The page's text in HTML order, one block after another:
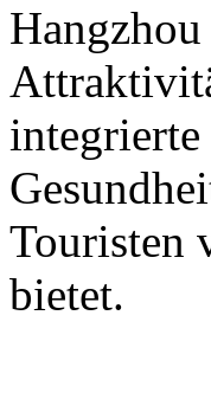
Touristen
bietet.